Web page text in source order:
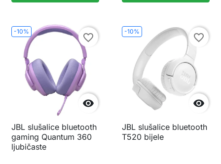
-10%

favorite_border
JBL slušalice bluetooth
gaming Quantum 360
ljubičaste
-10%

favorite_border
JBL slušalice bluetooth
T520 bijele